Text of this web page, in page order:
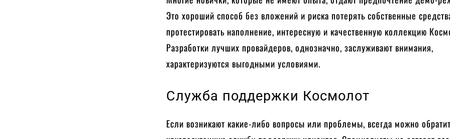
Это хороший способ без вложений и риска потерять собственные
протестировать наполнение, интересную и качественную коллекцию
Разработки лучших провайдеров, однозначно, заслуживают внимания,
характеризуются выгодными условиями.
Служба поддержки Космолот
Если возникают какие-либо вопросы или проблемы, всегда можно